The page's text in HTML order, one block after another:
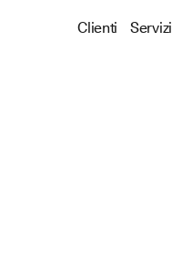
Clienti Servizi